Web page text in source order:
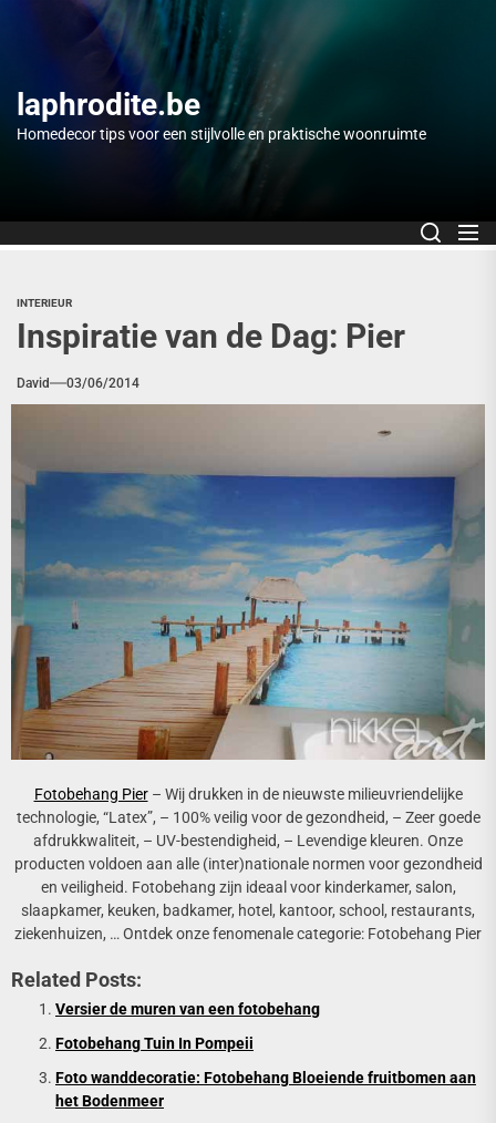
content
laphrodite.be
Homedecor tips voor een stijlvolle en praktische woonruimte
INTERIEUR
Inspiratie van de Dag: Pier
David 03/06/2014
Fotobehang Pier– Wij drukken in de nieuwste milieuvriendelijke
technologie, “Latex”, – 100% veilig voor de gezondheid, – Zeer goede
afdrukkwaliteit, – UV-bestendigheid, – Levendige kleuren. Onze
producten voldoen aan alle (inter)nationale normen voor gezondheid
en veiligheid. Fotobehang zijn ideaal voor kinderkamer, salon,
slaapkamer, keuken, badkamer, hotel, kantoor, school, restaurants,
ziekenhuizen, … Ontdek onze fenomenale categorie: Fotobehang Pier
Related Posts:
Versier de muren van een fotobehang
Fotobehang Tuin In Pompeii
Foto wanddecoratie: Fotobehang Bloeiende fruitbomen aan
het Bodenmeer